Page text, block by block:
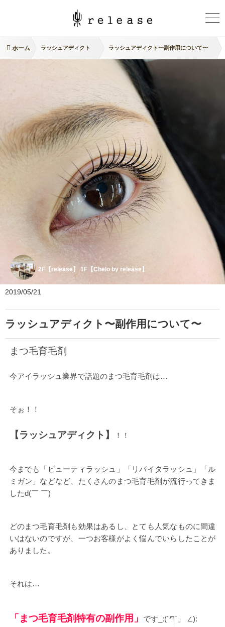
ホーム ラッシュアディクト ラッシュアディクト〜副作用について〜
2F【release】 1F【Chelo by release】
2019/05/21
ラッシュアディクト〜副作用について〜
まつ毛育毛剤
今アイラッシュ業界で話題のまつ毛育毛剤は…
そぉ！！
【ラッシュアディクト】 ！！
今までも「ビューティラッシュ」「リバイタラッシュ」「ル
ミガン」などなど、たくさんのまつ毛育毛剤が流行ってきま
したd(￣ ￣)
どのまつ毛育毛剤も効果はあるし、とても人気なものに間違
いはないのですが、一つお客様がよく悩んでいらしたことが
ありました。
それは…
「まつ毛育毛剤特有の副作用」 です_:(´ཀ`」 ∠):